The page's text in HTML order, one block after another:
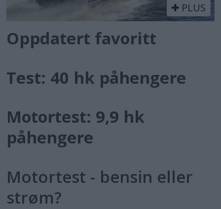
PLUS
Oppdatert favoritt
Test: 40 hk påhengere
Motortest: 9,9 hk
påhengere
Motortest - bensin eller
strøm?